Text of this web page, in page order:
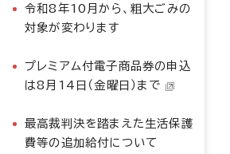
令和8年10月から、粗大ごみの
対象が変わります
プレミアム付電子商品券の申込
は8月14日（金曜日）まで
最高裁判決を踏まえた生活保護
費等の追加給付について